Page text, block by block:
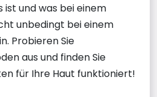
ist und was bei einem
unbedingt bei einem
Probieren Sie
aus und finden Sie
für Ihre Haut funktioniert!